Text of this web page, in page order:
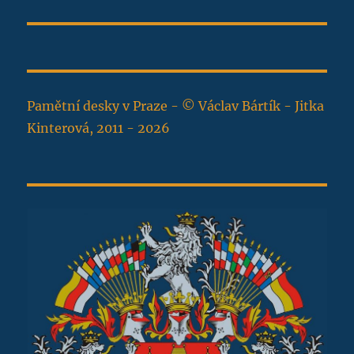
Pamětní desky v Praze - © Václav Bártík - Jitka
Kinterová, 2011 - 2026